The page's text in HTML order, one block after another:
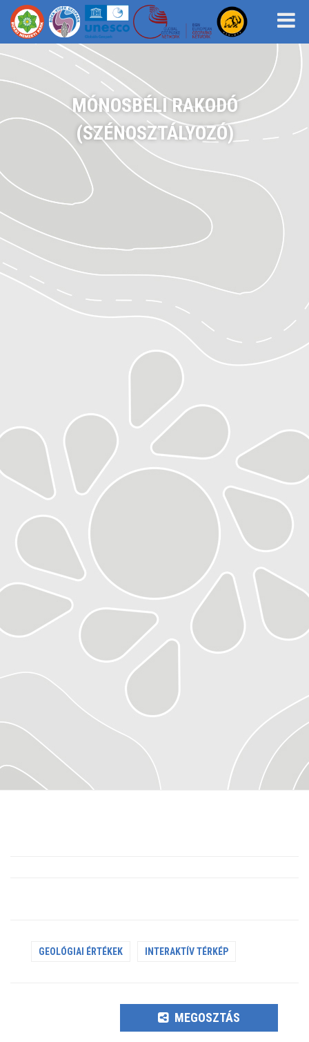
MÓNOSBÉLI RAKODÓ
(SZÉNOSZTÁLYOZÓ)
GEOLÓGIAI ÉRTÉKEK INTERAKTÍV TÉRKÉP
MEGOSZTÁS